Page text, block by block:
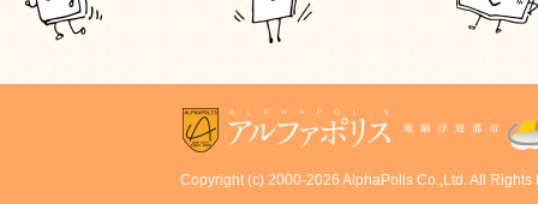
Copyright (c) 2000-2026 AlphaPolis Co.,Ltd. All Rights